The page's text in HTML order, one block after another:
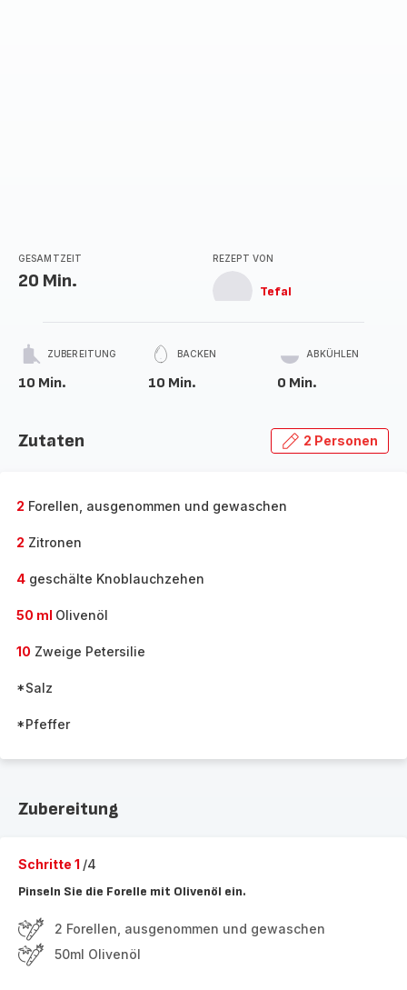
GESAMTZEIT
20 Min.
REZEPT VON
Tefal
ZUBEREITUNG
10 Min.
BACKEN
10 Min.
ABKÜHLEN
0 Min.
Zutaten 2 Personen
2 Forellen, ausgenommen und gewaschen
2 Zitronen
4 geschälte Knoblauchzehen
50 ml Olivenöl
10 Zweige Petersilie
*Salz
*Pfeffer
Zubereitung
Schritte 1 /4
Pinseln Sie die Forelle mit Olivenöl ein.
2 Forellen, ausgenommen und gewaschen
50ml Olivenöl